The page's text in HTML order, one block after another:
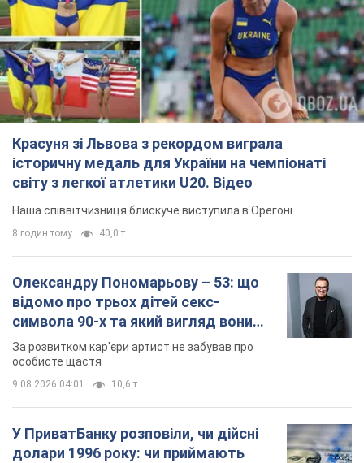
Красуня зі Львова з рекордом виграла
історичну медаль для України на чемпіонаті
світу з легкої атлетики U20. Відео
Наша співвітчизниця блискуче виступила в Орегоні
8 годин тому 40,0 т.
Олександру Пономарьову – 53: що
відомо про трьох дітей секс-
символа 90-х та який вигляд вони
мають
За розвитком кар'єри артист не забував про
особисте щастя
9.08.2026 04:01 10,6 т.
У ПриватБанку розповіли, чи дійсні
долари 1996 року: чи приймають